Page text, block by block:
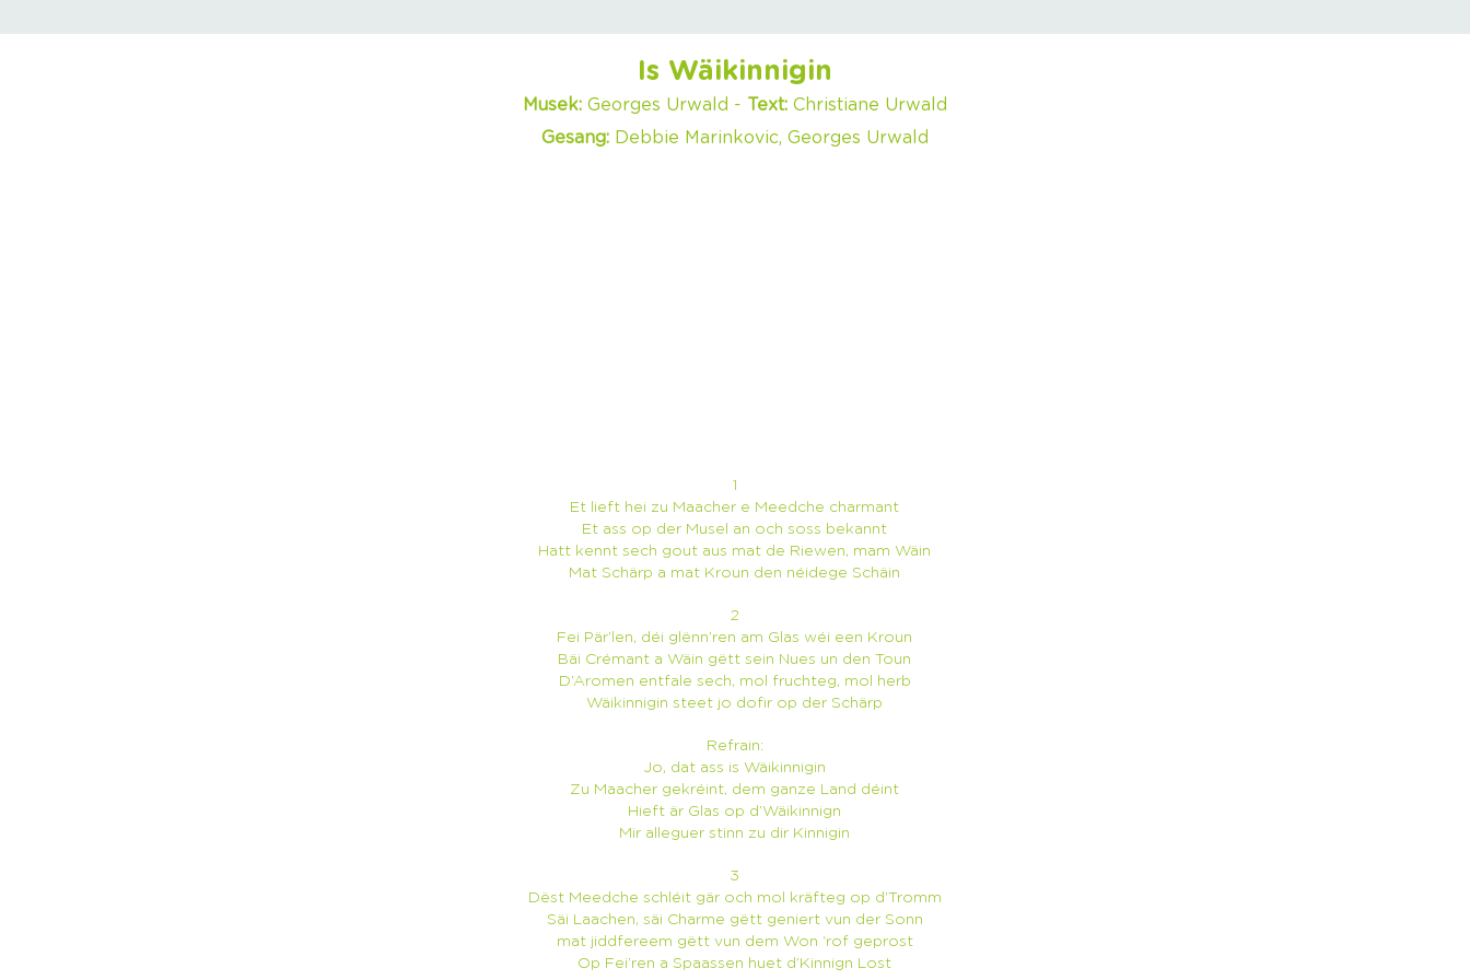
Is Wäikinnigin
Musek: Georges Urwald - Text: Christiane Urwald
Gesang: Debbie Marinkovic, Georges Urwald
1
Et lieft hei zu Maacher e Meedche charmant
Et ass op der Musel an och soss bekannt
Hatt kennt sech gout aus mat de Riewen, mam Wäin
Mat Schärp a mat Kroun den néidege Schäin
2
Fei Pär’len, déi glënn’ren am Glas wéi een Kroun
Bäi Crémant a Wäin gëtt sein Nues un den Toun
D’Aromen entfale sech, mol fruchteg, mol herb
Wäikinnigin steet jo dofir op der Schärp
Refrain:
Jo, dat ass is Wäikinnigin
Zu Maacher gekréint, dem ganze Land déint
Hieft är Glas op d’Wäikinnign
Mir alleguer stinn zu dir Kinnigin
3
Dëst Meedche schléit gär och mol kräfteg op d’Tromm
Säi Laachen, säi Charme gëtt geniert vun der Sonn
mat jiddfereem gëtt vun dem Won ‘rof geprost
Op Fei’ren a Spaassen huet d’Kinnign Lost